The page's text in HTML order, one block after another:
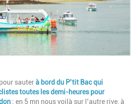
sauterà bord du P’tit Bac qui
toutes les demi-heures pour
: en 5 mn nous voilà sur l’autre rive, à